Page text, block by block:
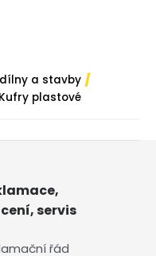
a stavby /
Kufry plastové
servis
řád